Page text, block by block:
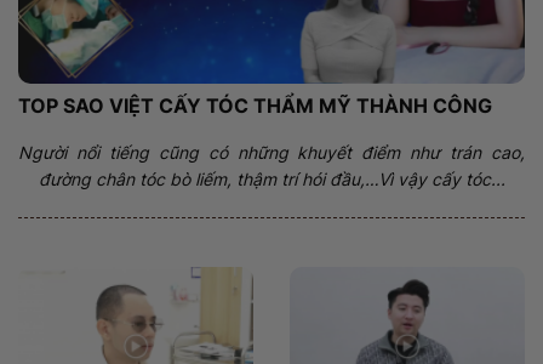
TOP SAO VIỆT CẤY TÓC THẨM MỸ THÀNH CÔNG
Người nổi tiếng cũng có những khuyết điểm như trán cao,
đường chân tóc bò liếm, thậm trí hói đầu,…Vì vậy cấy tóc...